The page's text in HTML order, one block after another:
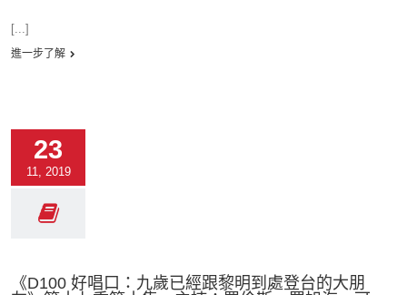
[...]
進一步了解
23
11, 2019
《D100 好唱口：九歲已經跟黎明到處登台的大朋